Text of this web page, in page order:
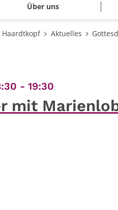
Über uns
Haardtkopf Aktuelles
- 19:30
mit